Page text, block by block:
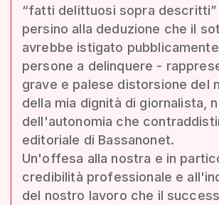
“fatti delittuosi sopra descritti”
persino alla deduzione che il
avrebbe istigato
persone a delinquere -
grave e palese distorsione del
della mia dignità di giornalista,
dell'autonomia che
editoriale di Bassanonet.
Un'offesa alla nostra e in
credibilità professionale e
del nostro lavoro che il